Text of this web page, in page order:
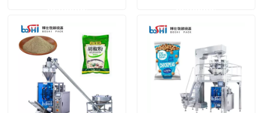
Machine d'emballage de poudre
Machine à emballer verticale